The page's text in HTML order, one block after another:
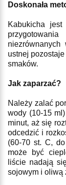
Doskonała
Kabukicha
ustnej
smaków.
Jak zaparzać?
Należy zalać
wody (10-15
minut, aż się
odcedzić i
(60-70 st. C,
może być
liście nadają
sojowym i oliwą